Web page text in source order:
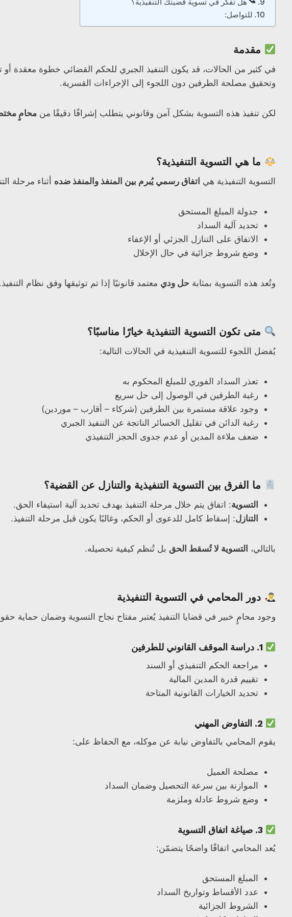
للتواصل:
مقدمة
في كثير من الحالات، قد يكون التنفيذ الجبري للحكم القضائي خطوة معقدة أو
وتحقيق مصلحة الطرفين دون اللجوء إلى الإجراءات القسرية.
لكن تنفيذ هذه التسوية بشكل آمن وقانوني يتطلب إشرافًا دقيقًا من محامٍ
ما هي التسوية التنفيذية؟
التسوية التنفيذية هي اتفاق رسمي يُبرم بين المنفذ والمنفذ ضده أثناء مرحلة
جدولة المبلغ المستحق
تحديد آلية السداد
الاتفاق على التنازل الجزئي أو الإعفاء
وضع شروط جزائية في حال الإخلال
وتُعد هذه التسوية بمثابة حل ودي معتمد قانونيًا إذا تم توثيقها وفق نظام التنفيذ.
متى تكون التسوية التنفيذية خيارًا مناسبًا؟
يُفضل اللجوء للتسوية التنفيذية في الحالات التالية:
تعذر السداد الفوري للمبلغ المحكوم به
رغبة الطرفين في الوصول إلى حل سريع
وجود علاقة مستمرة بين الطرفين (شركاء – أقارب – موردين)
رغبة الدائن في تقليل الخسائر الناتجة عن التنفيذ الجبري
ضعف ملاءة المدين أو عدم جدوى الحجز التنفيذي
ما الفرق بين التسوية التنفيذية والتنازل عن القضية؟
التسوية: اتفاق يتم خلال مرحلة التنفيذ بهدف تحديد آلية استيفاء الحق.
التنازل: إسقاط كامل للدعوى أو الحكم، وغالبًا يكون قبل مرحلة التنفيذ.
بالتالي، التسوية لا تُسقط الحق بل تُنظم كيفية تحصيله.
دور المحامي في التسوية التنفيذية
وجود محامٍ خبير في قضايا التنفيذ يُعتبر مفتاح نجاح التسوية وضمان حماية
مراجعة الحكم التنفيذي أو السند
تقييم قدرة المدين المالية
تحديد الخيارات القانونية المتاحة
يقوم المحامي بالتفاوض نيابة عن موكله، مع الحفاظ على:
مصلحة العميل
الموازنة بين سرعة التحصيل وضمان السداد
وضع شروط عادلة وملزمة
يُعد المحامي اتفاقًا واضحًا يتضمّن:
المبلغ المستحق
عدد الأقساط وتواريخ السداد
الشروط الجزائية